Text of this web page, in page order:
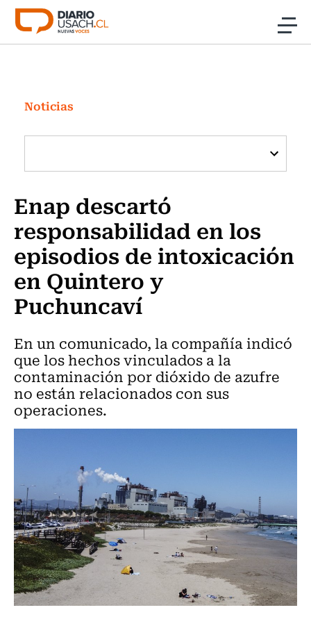
Click acá para ir directamente al contenido
Investigación
Cultura
Programas Radio y TV Usach
Noticias
Enap descartó
responsabilidad en los
episodios de intoxicación
en Quintero y
Puchuncaví
En un comunicado, la compañía indicó
que los hechos vinculados a la
contaminación por dióxido de azufre
no están relacionados con sus
operaciones.